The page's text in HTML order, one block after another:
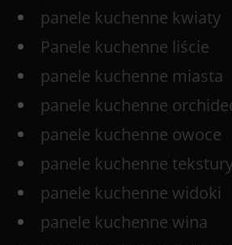
panele kuchenne kwiaty
Panele kuchenne liście
panele kuchenne miasta
panele kuchenne
panele kuchenne owoce
panele kuchenne
panele kuchenne widoki
panele kuchenne wina